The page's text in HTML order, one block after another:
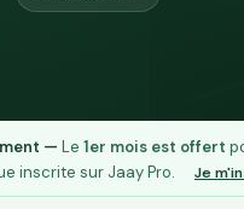
— Le 1er mois est offert
inscrite sur Jaay Pro.
Je